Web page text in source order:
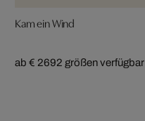
Kam ein Wind
ab € 2692 größen verfügbar